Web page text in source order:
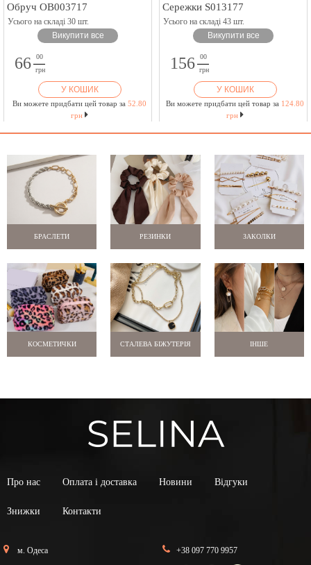
Обруч OB003717
Усього на складі 30 шт.
Викупити все
66
00
грн
У КОШИК
Ви можете придбати цей товар за 52.80
грн
Сережки S013177
Усього на складі 43 шт.
Викупити все
156
00
грн
У КОШИК
Ви можете придбати цей товар за 124.80
грн
БРАСЛЕТИ РЕЗИНКИ ЗАКОЛКИ
КОСМЕТИЧКИ СТАЛЕВА БІЖУТЕРІЯ ІНШЕ
Про нас Оплата і доставка Новини Відгуки
Знижки Контакти
м. Одеса +38 097 770 9957